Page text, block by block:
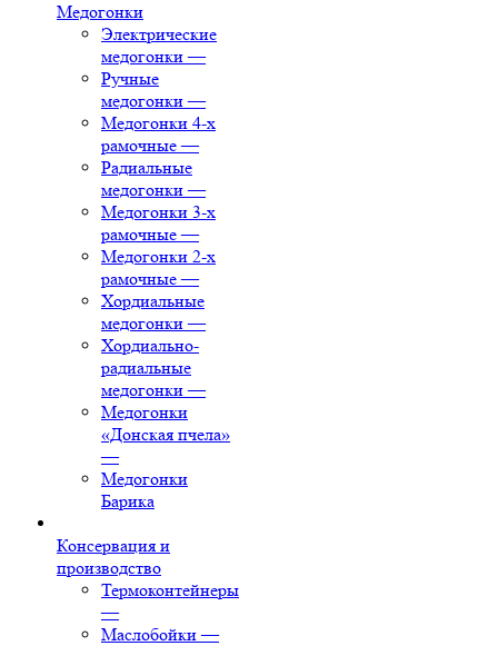
Медогонки
Электрические
медогонки —
Ручные
медогонки —
Медогонки 4-х
рамочные —
Радиальные
медогонки —
Медогонки 3-х
рамочные —
Медогонки 2-х
рамочные —
Хордиальные
медогонки —
Хордиально-
радиальные
медогонки —
Медогонки
«Донская пчела»
—
Медогонки
Барика
Консервация и
производство
Термоконтейнеры
—
Маслобойки —